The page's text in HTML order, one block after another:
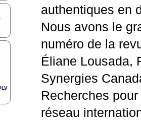
authentiques en
Nous avons le
numéro de la
Éliane Lousada,
Synergies
Recherches
réseau